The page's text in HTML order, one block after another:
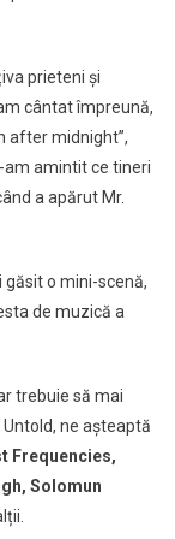
prieteni și
cântat împreună,
after midnight”,
am amintit ce tineri
a apărut Mr.
găsit o mini-scenă,
de muzică a
trebuie să mai
ne așteaptă
Frequencies,
Solomun